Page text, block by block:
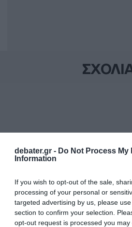
debater.gr - Do Not Process My
Information
If you wish to opt-out of the sale,
processing of your personal or
targeted advertising by us, please
section to confirm your selection.
opt-out request is processed you may